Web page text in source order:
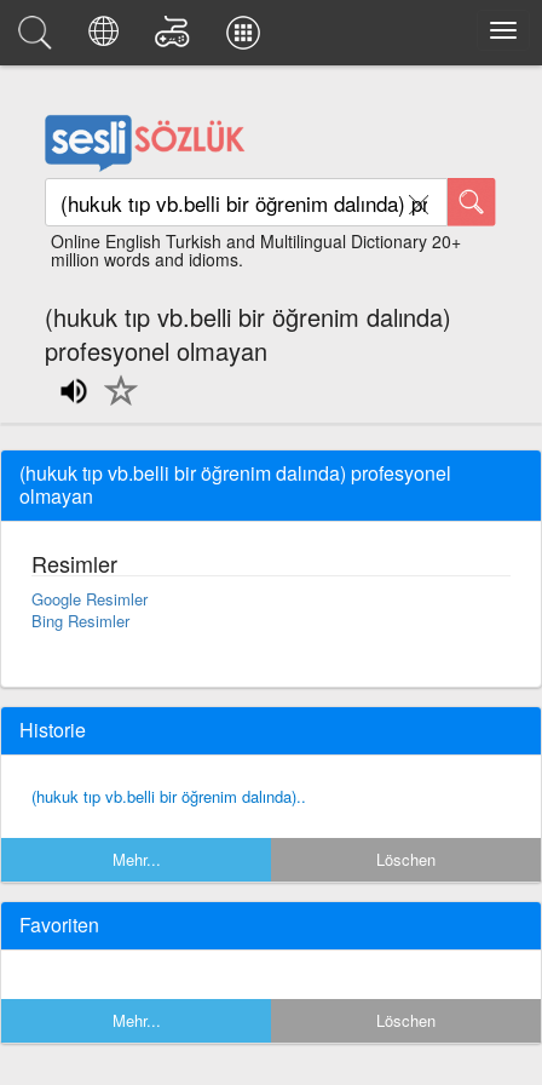
Online English Turkish and Multilingual Dictionary 20+
million words and idioms.
(hukuk tıp vb.belli bir öğrenim dalında)
profesyonel olmayan
(hukuk tıp vb.belli bir öğrenim dalında) profesyonel
olmayan
Resimler
Google Resimler
Bing Resimler
Historie
(hukuk tıp vb.belli bir öğrenim dalında)..
Mehr... Löschen
Favoriten
Mehr... Löschen